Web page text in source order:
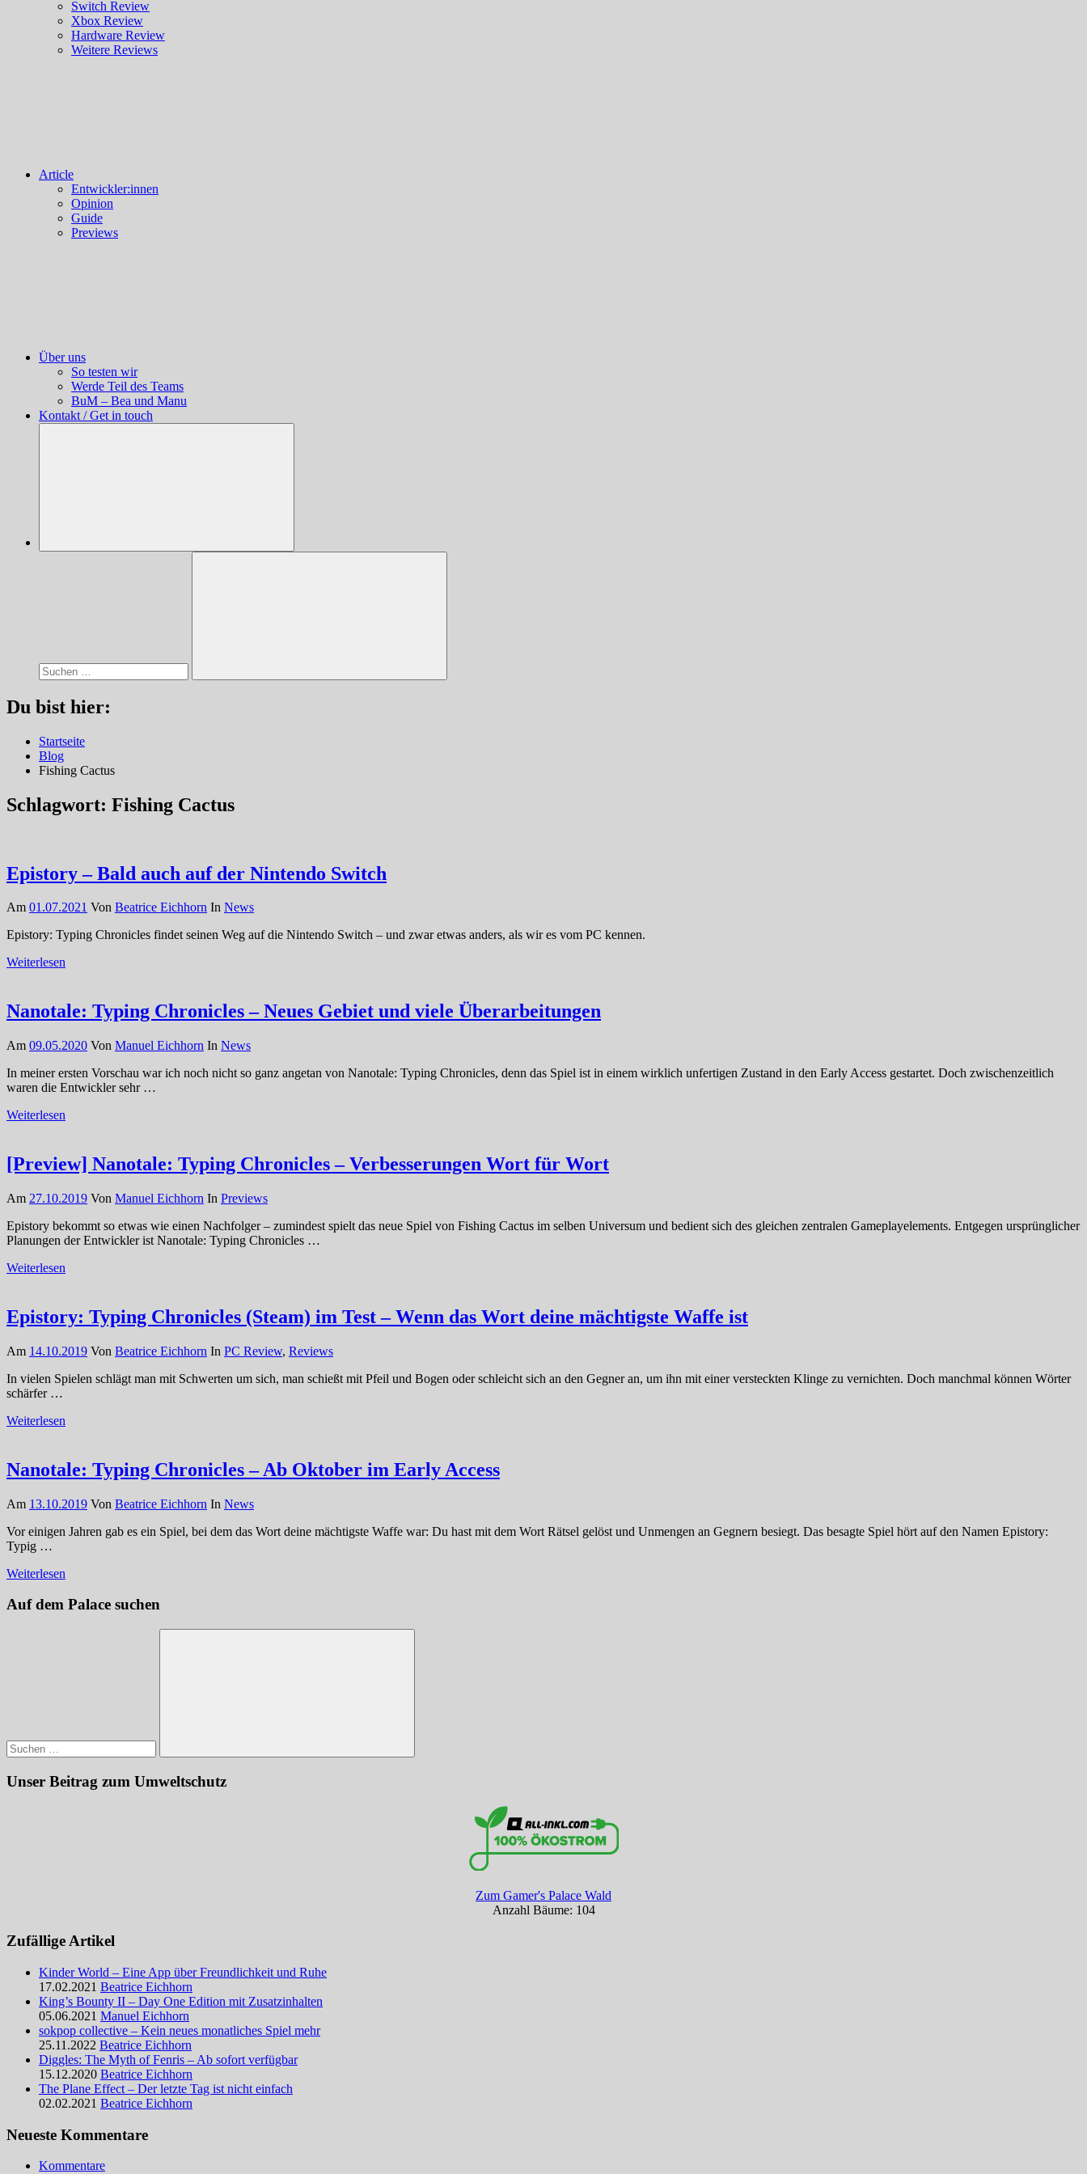
Switch Review
Xbox Review
Hardware Review
Weitere Reviews
Article
Entwickler:innen
Opinion
Guide
Previews
Über uns
So testen wir
Werde Teil des Teams
BuM – Bea und Manu
Kontakt / Get in touch
Suchen
Du bist hier:
Startseite
Blog
Fishing Cactus
Schlagwort: Fishing Cactus
Epistory – Bald auch auf der Nintendo Switch
Am 01.07.2021 Von Beatrice Eichhorn In News
Epistory: Typing Chronicles findet seinen Weg auf die Nintendo Switch – und zwar etwas anders, als wir es vom PC kennen.
Weiterlesen
Nanotale: Typing Chronicles – Neues Gebiet und viele Überarbeitungen
Am 09.05.2020 Von Manuel Eichhorn In News
In meiner ersten Vorschau war ich noch nicht so ganz angetan von Nanotale: Typing Chronicles, denn das Spiel ist in einem wirklich unfertigen Zustand in den Early Access gestartet. Doch zwischenzeitlich
waren die Entwickler sehr …
Weiterlesen
[Preview] Nanotale: Typing Chronicles – Verbesserungen Wort für Wort
Am 27.10.2019 Von Manuel Eichhorn In Previews
Epistory bekommt so etwas wie einen Nachfolger – zumindest spielt das neue Spiel von Fishing Cactus im selben Universum und bedient sich des gleichen zentralen Gameplayelements. Entgegen ursprünglicher
Planungen der Entwickler ist Nanotale: Typing Chronicles …
Weiterlesen
Epistory: Typing Chronicles (Steam) im Test – Wenn das Wort deine mächtigste Waffe ist
Am 14.10.2019 Von Beatrice Eichhorn In PC Review, Reviews
In vielen Spielen schlägt man mit Schwerten um sich, man schießt mit Pfeil und Bogen oder schleicht sich an den Gegner an, um ihn mit einer versteckten Klinge zu vernichten. Doch manchmal können Wörter
schärfer …
Weiterlesen
Nanotale: Typing Chronicles – Ab Oktober im Early Access
Am 13.10.2019 Von Beatrice Eichhorn In News
Vor einigen Jahren gab es ein Spiel, bei dem das Wort deine mächtigste Waffe war: Du hast mit dem Wort Rätsel gelöst und Unmengen an Gegnern besiegt. Das besagte Spiel hört auf den Namen Epistory:
Typig …
Weiterlesen
Auf dem Palace suchen
Suchen
Unser Beitrag zum Umweltschutz
Zum Gamer's Palace Wald
Anzahl Bäume: 104
Zufällige Artikel
Kinder World – Eine App über Freundlichkeit und Ruhe
17.02.2021 Beatrice Eichhorn
King’s Bounty II – Day One Edition mit Zusatzinhalten
05.06.2021 Manuel Eichhorn
sokpop collective – Kein neues monatliches Spiel mehr
25.11.2022 Beatrice Eichhorn
Diggles: The Myth of Fenris – Ab sofort verfügbar
15.12.2020 Beatrice Eichhorn
The Plane Effect – Der letzte Tag ist nicht einfach
02.02.2021 Beatrice Eichhorn
Neueste Kommentare
Kommentare